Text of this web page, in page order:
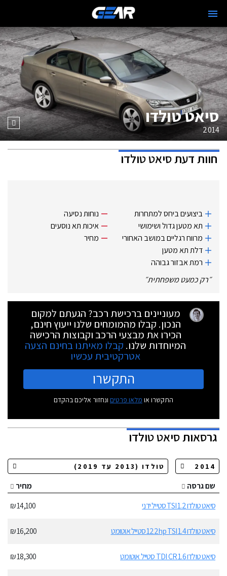
סיאט טולדו
2014
חוות דעתסיאט טולדו
ביצועים ביחס למתחרות
תא מטען גדול ושימושי
מרווח רגליים במושב האחורי
דלת תא מטען
רמת אבזור גבוהה
נוחות נסיעה
איכות תא נוסעים
מחיר
״רק כמעט משפחתית״
מעוניינים ברכישת רכב? הגעתם למקום
הנכון. קבלו מהמומחים שלנו ייעוץ חינם,
הכירו את מבצעי הרכב וקבוצות הרכישה
המיוחדות שלנו. קבלו מאיתנו בחינם הצעה
אטרקטיבית עכשיו
התקשרו
התקשרו או מלאו פרטים ונחזור אליכם בהקדם
גרסאותסיאט טולדו
שם גרסה
מחיר
סיאט טולדו 1.2 TSI סטייל ידני
14,100 ₪
סיאט טולדו 1.4 122hp TSI סטייל אוטומט 16,200 ₪
סיאט טולדו 1.6 TDI CR סטייל אוטומט 18,300 ₪